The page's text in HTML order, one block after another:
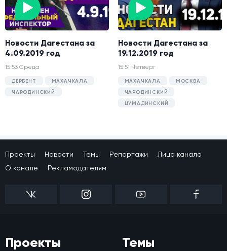
Новости Дагестана за
4.09.2019 год
15:53 Среда
ДЕРБЕНТ
МАХАЧКАЛА
ЧАРОДИНСКИЙ
Новости Дагестана за
19.12.2019 год
15:51 Четверг
МАХАЧКАЛА
МОСКВА
ЧАРОДИНСКИЙ
ЦУМАДИНСКИЙ
Проекты Новости Темы Репортажи
Лица канала
О канале
Рекламодателям
Проекты Темы